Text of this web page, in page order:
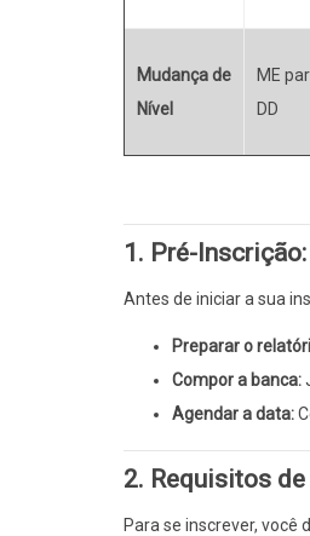
Mudança de
Nível
ME
DD
1. Pré-
Antes de iniciar a sua
Preparar o
Compor a banca:
Agendar a data:
2. Requisitos
Para se inscrever,